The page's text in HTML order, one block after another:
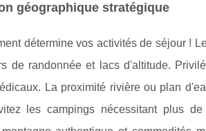
géographique stratégique
détermine vos activités de séjour !
de randonnée et lacs d'altitude.
La proximité rivière ou plan
les campings nécessitant plus